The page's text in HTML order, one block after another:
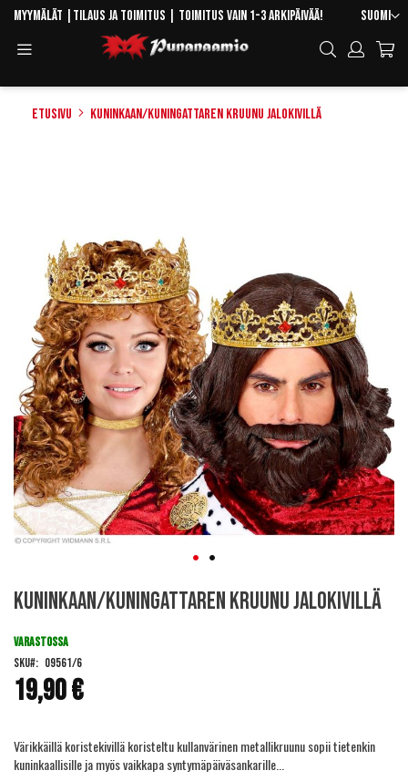
Skip
Content
Kieli
Suomi
Myymälät Tilaus ja toimitus | Toimitus vain 1-3 arkipäivää!
Hae
Etusivu Kuninkaan/kuningattaren kruunu jalokivillä
gallery
to
beginning
the
images
gallery
Kuninkaan/kuningattaren kruunu jalokivillä
19,90 €
VARASTOSSA
SKU
09561/6
Värikkäillä koristekivillä koristeltu kullanvärinen metallikruunu sopii tietenkin
kuninkaallisille ja myös vaikkapa syntymäpäiväsankarille...